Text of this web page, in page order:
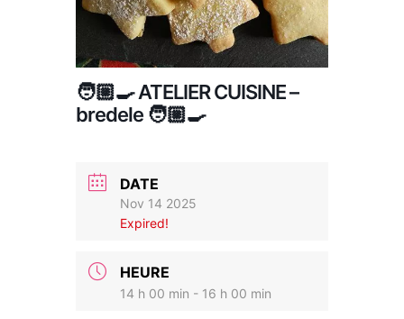
🧑🏼‍🍳 ATELIER CUISINE –
bredele 🧑🏼‍🍳
DATE
Nov 14 2025
Expired!
HEURE
14 h 00 min - 16 h 00 min